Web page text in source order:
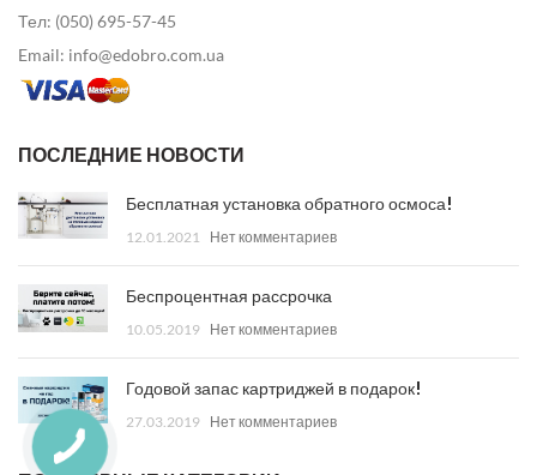
Тел: (050) 695-57-45
Email: info@edobro.com.ua
ПОСЛЕДНИЕ НОВОСТИ
Бесплатная установка обратного осмоса!
12.01.2021 Нет комментариев
Беспроцентная рассрочка
10.05.2019 Нет комментариев
Годовой запас картриджей в подарок!
27.03.2019 Нет комментариев